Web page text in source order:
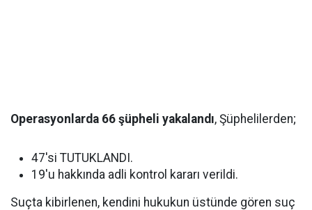
Operasyonlarda 66 şüpheli yakalandı, Şüphelilerden;
47'si TUTUKLANDI.
19'u hakkında adli kontrol kararı verildi.
Suçta kibirlenen, kendini hukukun üstünde gören suç